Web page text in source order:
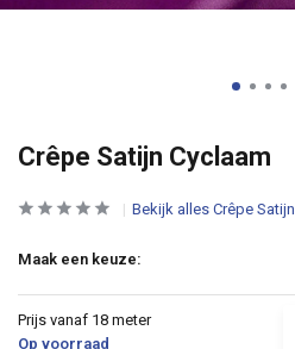
Crêpe Satijn Cyclaam
Bekijk alles Crêpe Satijn
Maak een keuze:
Prijs vanaf 18 meter
Op voorraad